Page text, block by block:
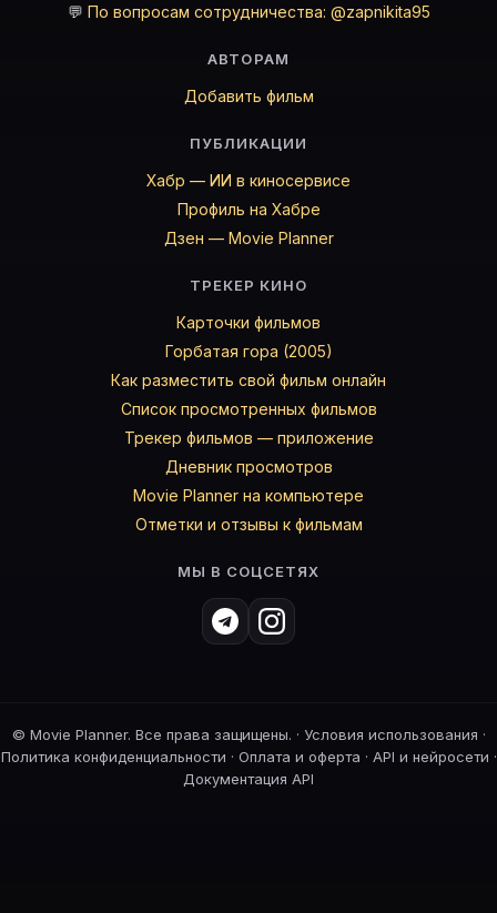
💬 По вопросам сотрудничества: @zapnikita95
АВТОРАМ
Добавить фильм
ПУБЛИКАЦИИ
Хабр — ИИ в киносервисе
Профиль на Хабре
Дзен — Movie Planner
ТРЕКЕР КИНО
Карточки фильмов
Горбатая гора (2005)
Как разместить свой фильм онлайн
Список просмотренных фильмов
Трекер фильмов — приложение
Дневник просмотров
Movie Planner на компьютере
Отметки и отзывы к фильмам
МЫ В СОЦСЕТЯХ
© Movie Planner. Все права защищены. · Условия использования ·
Политика конфиденциальности · Оплата и оферта · API и нейросети ·
Документация API